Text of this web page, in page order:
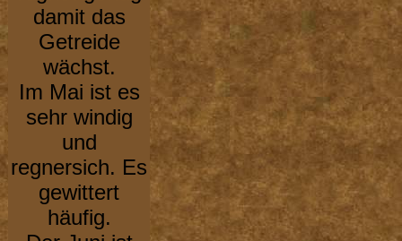
damit das
Getreide
wächst.
Im Mai ist es
sehr windig
und
regnersich. Es
gewittert
häufig.